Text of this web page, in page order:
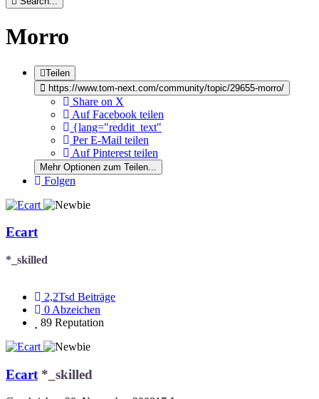
Morro
Teilen
https://www.tom-next.com/community/topic/29655-morro/
Share on X
Auf Facebook teilen
{lang="reddit_text"
Per E-Mail teilen
Auf Pinterest teilen
Mehr Optionen zum Teilen...
Folgen
Ecart
*_skilled
2,2Tsd Beiträge
0 Abzeichen
89 Reputation
Ecart *_skilled